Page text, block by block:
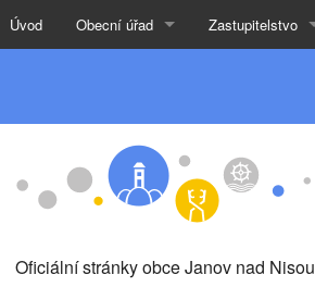
Úvod Obecní úřad Zastupitelstvo
Oficiální stránky obce Janov nad Nisou